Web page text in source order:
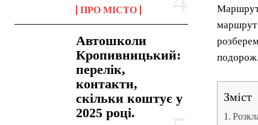
ПРО МІСТО
Автошколи
Кропивницький:
перелік,
контакти,
скільки коштує у
2025 році.
маршрут
подорож.
Зміст